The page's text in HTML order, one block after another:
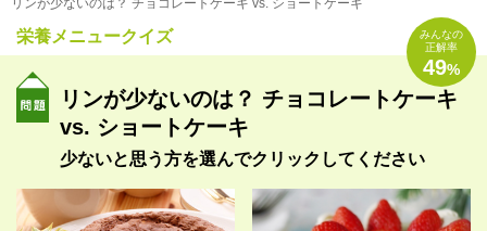
リンが少ないのは？ チョコレートケーキ vs. ショートケーキ
栄養メニュークイズ
リンが少ないのは？ チョコレートケーキ
vs. ショートケーキ
少ないと思う方を選んでクリックしてください
みんなの
正解率
49%